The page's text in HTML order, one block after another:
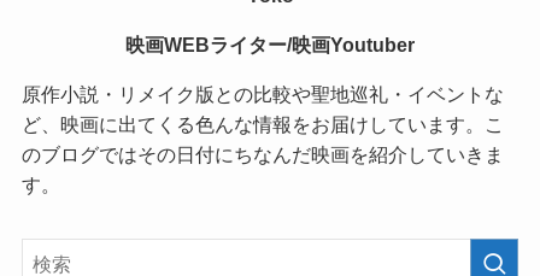
映画WEBライター/映画Youtuber
原作小説・リメイク版との比較や聖地巡礼・イベントな
ど、映画に出てくる色んな情報をお届けしています。こ
のブログではその日付にちなんだ映画を紹介していきま
す。